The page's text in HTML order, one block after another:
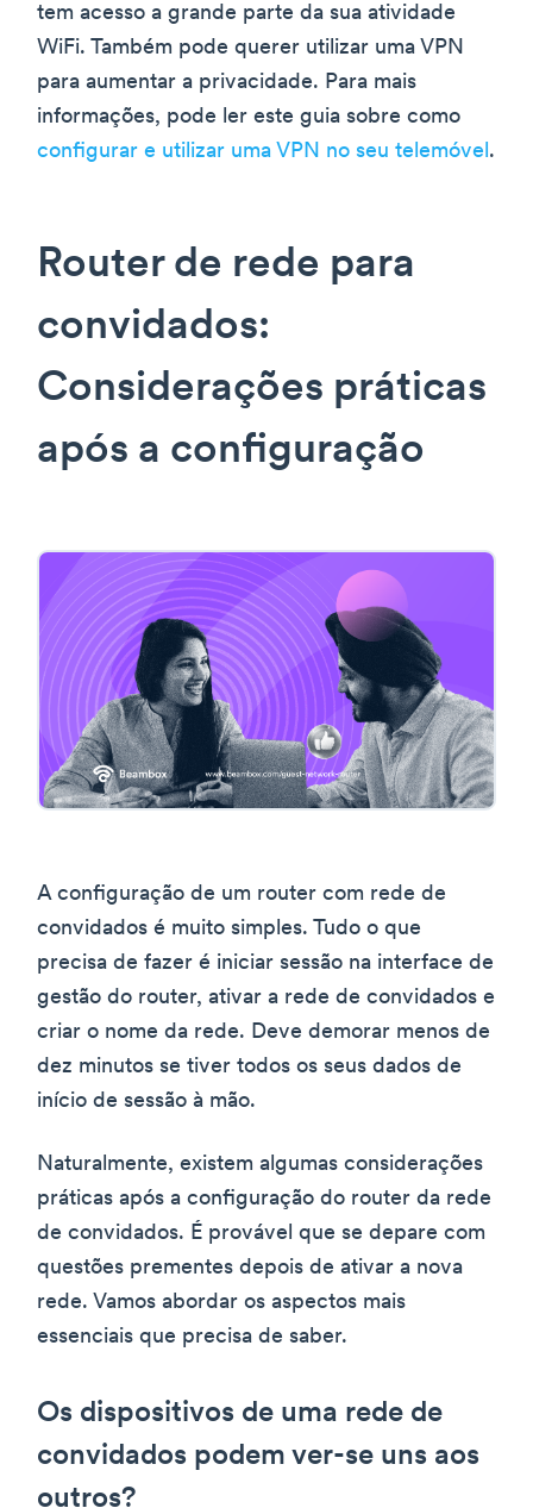
tem acesso a grande parte da sua atividade
WiFi. Também pode querer utilizar uma VPN
para aumentar a privacidade. Para mais
informações, pode ler este guia sobre como
configurar e utilizar uma VPN no seu telemóvel.
Router de rede para
convidados:
Considerações práticas
após a configuração
A configuração de um router com rede de
convidados é muito simples. Tudo o que
precisa de fazer é iniciar sessão na interface de
gestão do router, ativar a rede de convidados e
criar o nome da rede. Deve demorar menos de
dez minutos se tiver todos os seus dados de
início de sessão à mão.
Naturalmente, existem algumas considerações
práticas após a configuração do router da rede
de convidados. É provável que se depare com
questões prementes depois de ativar a nova
rede. Vamos abordar os aspectos mais
essenciais que precisa de saber.
Os dispositivos de uma rede de
convidados podem ver-se uns aos
outros?